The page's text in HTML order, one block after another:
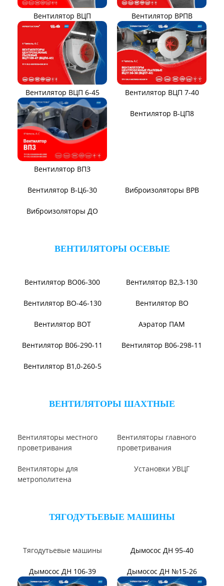
Вентилятор ВЦП 5-45 Вентилятор ВЦП 6-46
Вентилятор ВЦП Вентилятор ВРПВ
Вентилятор ВЦП 6-45
Вентилятор ВО06-300 Вентилятор В2,3-130